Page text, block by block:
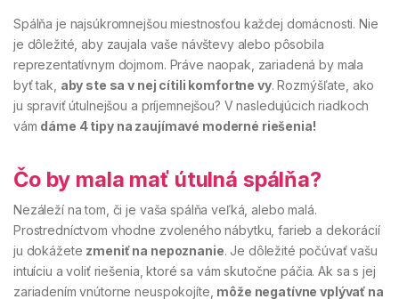
Spálňa je najsúkromnejšou miestnosťou každej domácnosti. Nie
je dôležité, aby zaujala vaše návštevy alebo pôsobila
reprezentatívnym dojmom. Práve naopak, zariadená by mala
byť tak, aby ste sa v nej cítili komfortne vy. Rozmýšľate, ako
ju spraviť útulnejšou a príjemnejšou? V nasledujúcich riadkoch
vám dáme 4 tipy na zaujímavé moderné riešenia!
Čo by mala mať útulná spálňa?
Nezáleží na tom, či je vaša spálňa veľká, alebo malá.
Prostredníctvom vhodne zvoleného nábytku, farieb a dekorácií
ju dokážete zmeniť na nepoznanie. Je dôležité počúvať vašu
intuíciu a voliť riešenia, ktoré sa vám skutočne páčia. Ak sa s jej
zariadením vnútorne neuspokojíte, môže negatívne vplývať na